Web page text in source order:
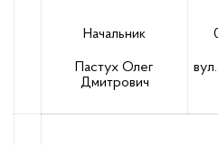
Начальник
Пастух Олег
Дмитрович